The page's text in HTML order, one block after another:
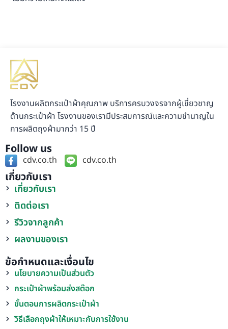
โรงงานผลิตกระเป๋าผ้าคุณภาพ บริการครบวงจรจากผู้เชี่ยวชาญ
ด้านกระเป๋าผ้า โรงงานของเรามีประสบการณ์และความชำนาญใน
การผลิตถุงผ้ามากว่า 15 ปี
Follow us
cdv.co.th cdv.co.th
เกี่ยวกับเรา
เกี่ยวกับเรา
ติดต่อเรา
รีวิวจากลูกค้า
ผลงานของเรา
ข้อกำหนดและเงื่อนไข
นโยบายความเป็นส่วนตัว
กระเป๋าผ้าพร้อมส่งสต๊อก
ขั้นตอนการผลิตกระเป๋าผ้า
วิธีเลือกถุงผ้าให้เหมาะกับการใช้งาน